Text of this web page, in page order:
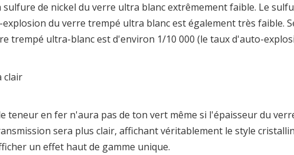
de nickel du verre ultra blanc extrêmement faible. Le
du verre trempé ultra blanc est également très faible.
trempé ultra-blanc est d'environ 1/10 000 (le taux d'auto-
clair
en fer n'aura pas de ton vert même si l'épaisseur du
sera plus clair, affichant véritablement le style
un effet haut de gamme unique.